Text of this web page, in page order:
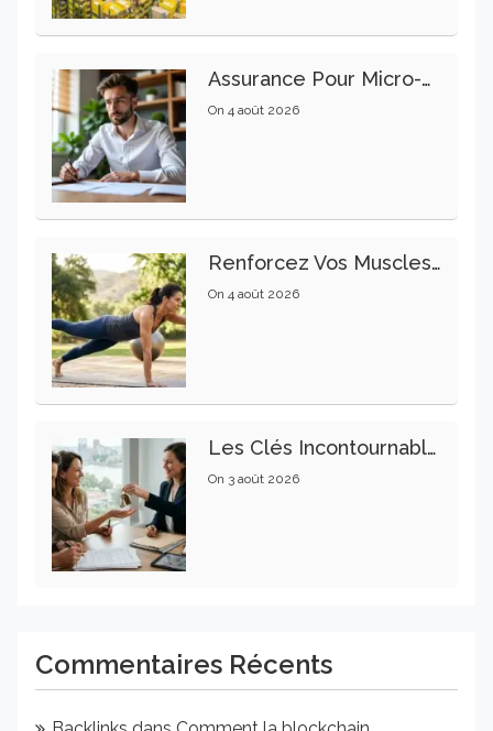
Assurance Pour Micro-Entrepreneur : Les Garanties Essentielles À Connaître
On 4 août 2026
Renforcez Vos Muscles Profonds Pour Apaiser Votre Mal De Dos
On 4 août 2026
Les Clés Incontournables Pour Réussir Vos Transactions Immobilières
On 3 août 2026
Commentaires Récents